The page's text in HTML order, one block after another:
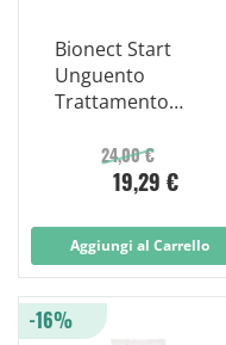
Bionect Start
Unguento
Trattamento
da Decubito 30g
24,00 €
19,29 €
Aggiungi al Carrello
-16%